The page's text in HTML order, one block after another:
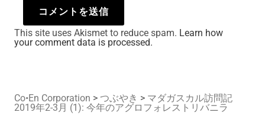
This site uses Akismet to reduce spam. Learn how
your comment data is processed.
Co•En Corporation > つぶやき > マダガスカル訪問記
2019年2-3月 (1): 今年のアグロフォレストリバニラ